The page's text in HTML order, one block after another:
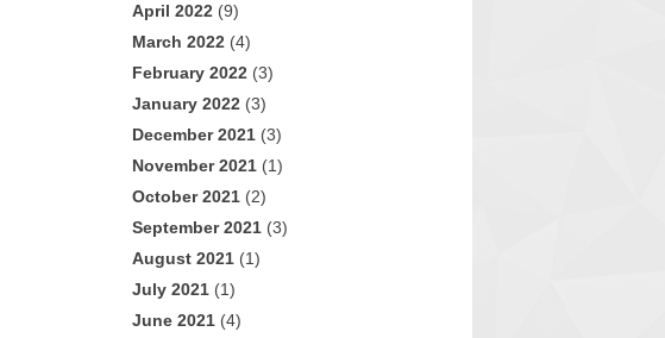
April 2022 (9)
March 2022 (4)
February 2022 (3)
January 2022 (3)
December 2021 (3)
November 2021 (1)
October 2021 (2)
September 2021 (3)
August 2021 (1)
July 2021 (1)
June 2021 (4)